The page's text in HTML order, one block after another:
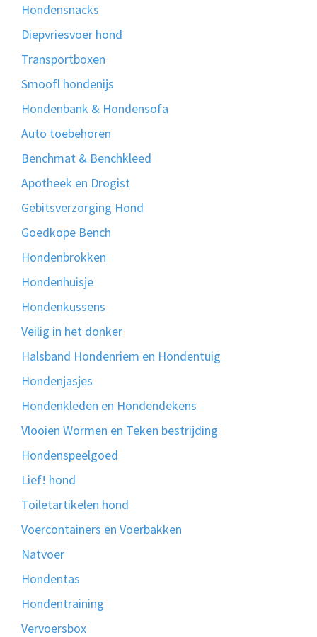
Hondensnacks
Diepvriesvoer hond
Transportboxen
Smoofl hondenijs
Hondenbank & Hondensofa
Auto toebehoren
Benchmat & Benchkleed
Apotheek en Drogist
Gebitsverzorging Hond
Goedkope Bench
Hondenbrokken
Hondenhuisje
Hondenkussens
Veilig in het donker
Halsband Hondenriem en Hondentuig
Hondenjasjes
Hondenkleden en Hondendekens
Vlooien Wormen en Teken bestrijding
Hondenspeelgoed
Lief! hond
Toiletartikelen hond
Voercontainers en Voerbakken
Natvoer
Hondentas
Hondentraining
Vervoersbox